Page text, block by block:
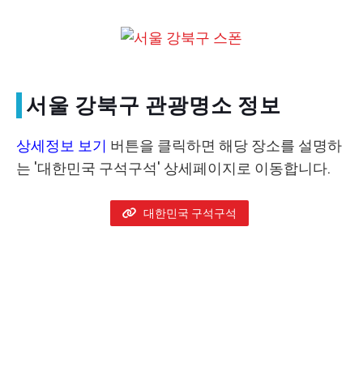
서울 강북구 관광명소 정보
상세정보 보기 버튼을 클릭하면 해당 장소를 설명하
는 '대한민국 구석구석' 상세페이지로 이동합니다.
대한민국 구석구석